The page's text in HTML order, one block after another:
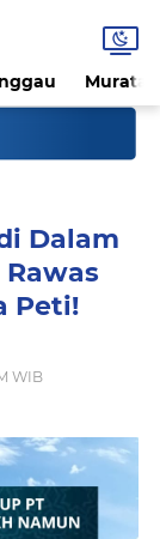
Dalam
Rawas
Peti!
WIB